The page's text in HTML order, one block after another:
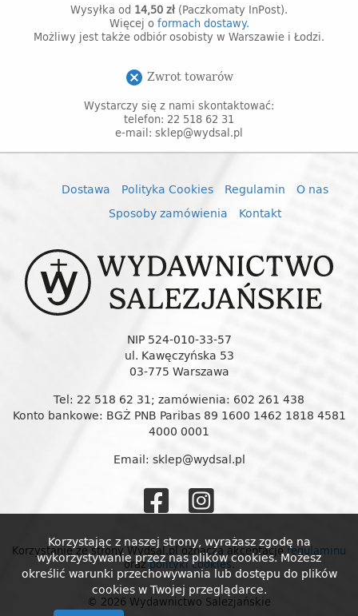
Wysyłka od 14,50 zł (Paczkomaty InPost).
Więcej o formach dostawy.
Możliwy jest także odbiór osobisty w Warszawie i Łodzi.
cancel Zwrot towarów
Wystarczy się z nami skontaktować:
telefon: 22 518 62 31
e-mail: sklep@wydsal.pl
Dostawa Polityka Cookies Regulamin
O nas
Sposoby zamówienia
Kontakt
NIP 524-010-33-57
ul. Kawęczyńska 53
03-775 Warszawa
Tel: 22 518 62 31; zamówienia: 602 261 438
Konto bankowe: BGŻ PNB Paribas 89 1600 1462 1818 4581
4000 0001
Email: sklep@wydsal.pl
Salezjańskie
na na
Korzystanie ze strony Wydsal.pl oznacza akceptacjęregulaminu
orazpolityki cookies.
© 2026 Wydawnictwo Salezjańskie
Korzystając z naszej strony, wyrażasz zgodę na
wykorzystywanie przez nas plików cookies. Możesz
określić warunki przechowywania lub dostępu do plików
cookies w Twojej przeglądarce.